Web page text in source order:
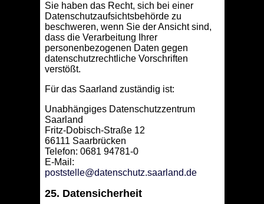
Sie haben das Recht, sich bei einer
Datenschutzaufsichtsbehörde zu
beschweren, wenn Sie der Ansicht sind,
dass die Verarbeitung Ihrer
personenbezogenen Daten gegen
datenschutzrechtliche Vorschriften
verstößt.
Für das Saarland zuständig ist:
Unabhängiges Datenschutzzentrum
Saarland
Fritz-Dobisch-Straße 12
66111 Saarbrücken
Telefon: 0681 94781-0
E-Mail:
poststelle@datenschutz.saarland.de
25. Datensicherheit